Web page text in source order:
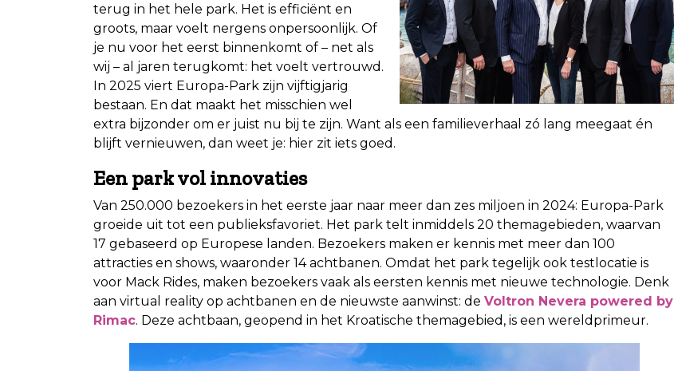
terug in het hele park. Het is efficiënt en
groots, maar voelt nergens onpersoonlijk. Of
je nu voor het eerst binnenkomt of – net als
wij – al jaren terugkomt: het voelt vertrouwd.
In 2025 viert Europa-Park zijn vijftigjarig
bestaan. En dat maakt het misschien wel
extra bijzonder om er juist nu bij te zijn. Want als een familieverhaal zó lang meegaat én
blijft vernieuwen, dan weet je: hier zit iets goed.
Een park vol innovaties
Van 250.000 bezoekers in het eerste jaar naar meer dan zes miljoen in 2024: Europa-Park
groeide uit tot een publieksfavoriet. Het park telt inmiddels 20 themagebieden, waarvan
17 gebaseerd op Europese landen. Bezoekers maken er kennis met meer dan 100
attracties en shows, waaronder 14 achtbanen. Omdat het park tegelijk ook testlocatie is
voor Mack Rides, maken bezoekers vaak als eersten kennis met nieuwe technologie. Denk
aan virtual reality op achtbanen en de nieuwste aanwinst: de Voltron Nevera powered by
Rimac. Deze achtbaan, geopend in het Kroatische themagebied, is een wereldprimeur.